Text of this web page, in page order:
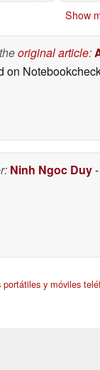
Bravia
para
del
Show
original article:
on
Ninh Ngoc Duy
y móviles